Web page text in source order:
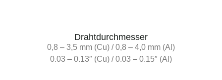
Drahtdurchmesser
0,8 – 3,5 mm (Cu) / 0,8 – 4,0 mm (Al)
0.03 – 0.13″ (Cu) / 0.03 – 0.15″ (Al)